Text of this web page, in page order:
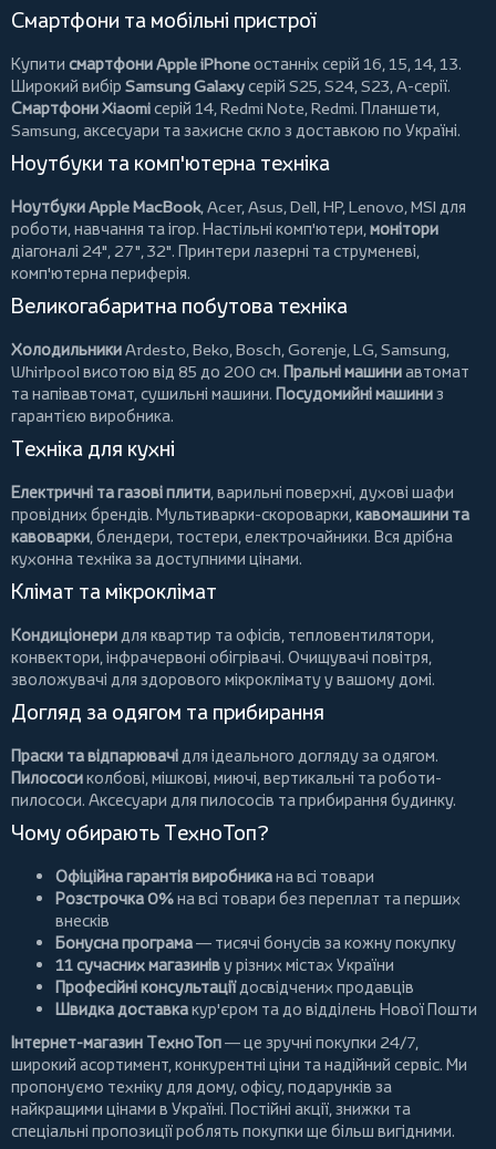
Смартфони та мобільні пристрої
Купити смартфони Apple iPhoneостанніх серій 16, 15, 14, 13.
Широкий вибір Samsung Galaxyсерій S25, S24, S23, A-серії.
Смартфони Xiaomiсерій 14, Redmi Note, Redmi. Планшети,
Samsung, аксесуари тазахисне скло з доставкою по Україні.
Ноутбуки та комп'ютерна техніка
Ноутбуки Apple MacBook,Acer,Asus,Dell,HP,Lenovo,MSI для
роботи, навчання та ігор. Настільні комп'ютери,монітори
діагоналі 24", 27", 32". Принтери лазерні та струменеві,
комп'ютерна периферія.
Великогабаритна побутова техніка
ХолодильникиArdesto,Beko,Bosch,Gorenje,LG,Samsung,
Whirlpool висотою від 85 до 200 см. Пральні машиниавтомат
та напівавтомат,сушильні машини. Посудомийні машиниз
гарантією виробника.
Техніка для кухні
Електричні та газові плити, варильні поверхні, духові шафи
провідних брендів. Мультиварки-скороварки,кавомашини та
кавоварки,блендери, тостери,електрочайники. Вся дрібна
кухонна техніка за доступними цінами.
Клімат та мікроклімат
Кондиціонеридля квартир та офісів, тепловентилятори,
конвектори,інфрачервоні обігрівачі. Очищувачі повітря,
зволожувачі для здорового мікроклімату у вашому домі.
Догляд за одягом та прибирання
Праски та відпарювачідля ідеального догляду за одягом.
Пилососиколбові,мішкові,миючі,вертикальні тароботи-
пилососи. Аксесуари для пилососів та прибирання будинку.
Чому обирають ТехноТоп?
Офіційна гарантія виробникана всі товари
Розстрочка 0%на всі товари без переплат та перших
внесків
Бонусна програма— тисячі бонусів за кожну покупку
11 сучасних магазиніву різних містах України
Професійні консультаціїдосвідчених продавців
Швидка доставкакур'єром та до відділень Нової Пошти
Інтернет-магазин ТехноТоп— це зручні покупки 24/7,
широкий асортимент, конкурентні ціни та надійний сервіс. Ми
пропонуємо техніку для дому, офісу, подарунків за
найкращими цінами в Україні. Постійні акції, знижки та
спеціальні пропозиції роблять покупки ще більш вигідними.